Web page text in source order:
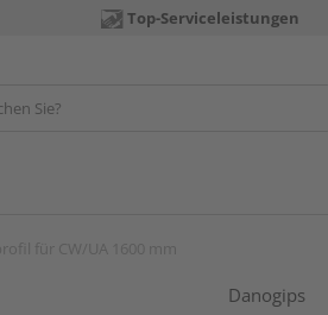
Top-Serviceleistungen
Danogips